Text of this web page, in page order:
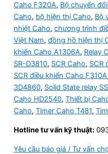
Caho F320A, Bộ chuyển
Caho, bộ hiện thị Caho, Bộ
nhiệt Caho, chương trình
Việt Nam, đồng hồ hiện thị
khiển Caho A1306A, Relay
SR-D3810, SCR Caho, SCR
SCR điều khiển Caho F310A,
3D4860, Solid State relay
Caho HD2540, Thiết bị
Caho, Timer Caho T481,
Hotline tư vấn kỹ thuật:
Yêu cầu báo giá / Tư vấn